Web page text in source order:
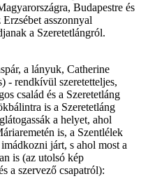
Budapestre és
asszonnyal
a Szeretetlángról.
a lányuk, Catherine
- rendkívül szeretetteljes,
család és a Szeretetláng
is a Szeretetláng
a helyet, ahol
is, a Szentlélek
járt, s ahol most a
is (az utolsó kép
a szervező csapatról):